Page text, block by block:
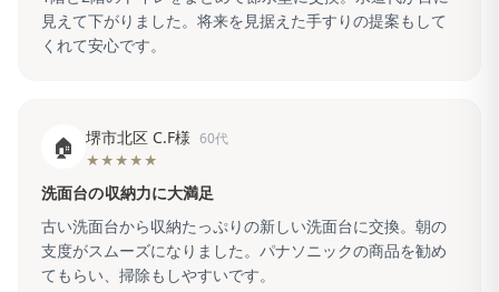
見えて下がりました。将来を見据えた手すりの提案もして
くれて安心です。
🏠 堺市北区 C.F様 60代
★★★★★
洗面台の収納力に大満足
古い洗面台から収納たっぷりの新しい洗面台に交換。朝の
支度がスムーズになりました。パナソニックの商品を勧め
てもらい、掃除もしやすいです。